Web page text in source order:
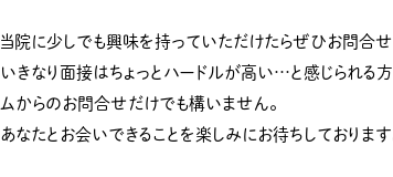
当院に少しでも興味を持っていただけたらぜひお問合せ
いきなり面接はちょっとハードルが高い…と感じられる方
ムからのお問合せだけでも構いません。
あなたとお会いできることを楽しみにお待ちしております